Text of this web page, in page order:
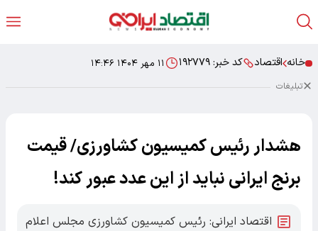
خانه اقتصاد کد خبر: ۱۹۲۷۷۹ ۱۱ مهر ۱۴۰۴ ۱۴:۴۶
تبلیغات
هشدار رئیس کمیسیون کشاورزی/ قیمت
برنج ایرانی نباید از این عدد عبور کند!
اقتصاد ایرانی: رئیس کمیسیون کشاورزی مجلس اعلام